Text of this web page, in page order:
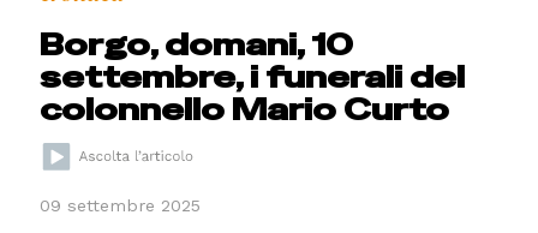
Borgo, domani, 10
settembre, i funerali del
colonnello Mario Curto
09 settembre 2025